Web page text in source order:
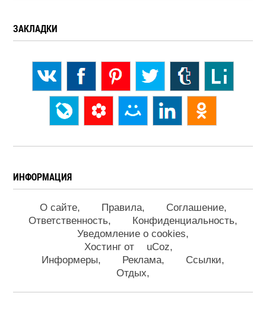
ЗАКЛАДКИ
ИНФОРМАЦИЯ
О сайте Правила
Соглашение
Ответственность
Конфиденциальность
Уведомление о cookies
Хостинг от
uCoz
Информеры
Реклама
Ссылки
Отдых